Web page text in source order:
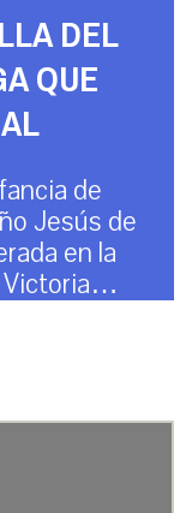
DEL
QUE
de
Jesús de
en la
Victoria…